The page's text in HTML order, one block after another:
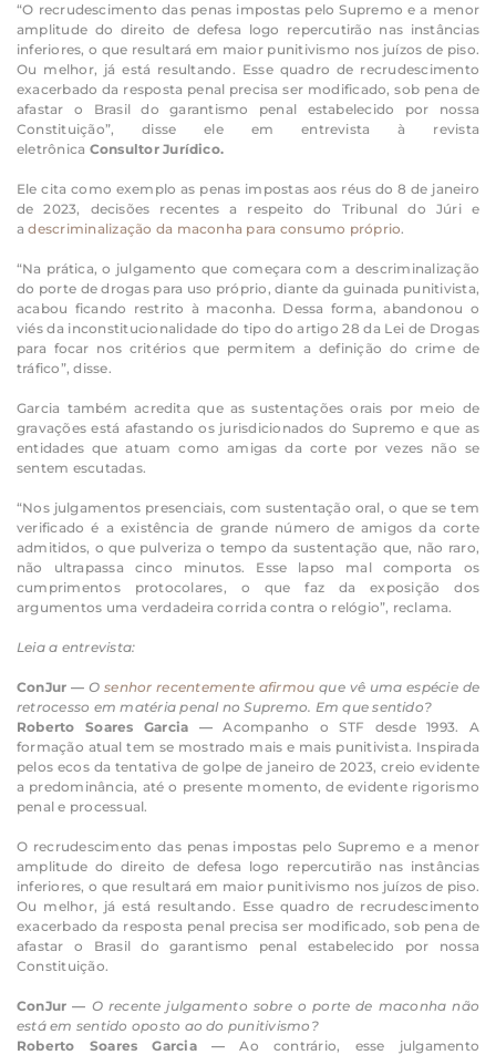
“O recrudescimento das penas impostas pelo Supremo e a menor
amplitude do direito de defesa logo repercutirão nas instâncias
inferiores, o que resultará em maior punitivismo nos juízos de piso.
Ou melhor, já está resultando. Esse quadro de recrudescimento
exacerbado da resposta penal precisa ser modificado, sob pena de
afastar o Brasil do garantismo penal estabelecido por nossa
Constituição”, disse ele em entrevista à revista
eletrônica Consultor Jurídico.
Ele cita como exemplo as penas impostas aos réus do 8 de janeiro
de 2023, decisões recentes a respeito do Tribunal do Júri e
adescriminalização da maconha para consumo próprio.
“Na prática, o julgamento que começara com a descriminalização
do porte de drogas para uso próprio, diante da guinada punitivista,
acabou ficando restrito à maconha. Dessa forma, abandonou o
viés da inconstitucionalidade do tipo do artigo 28 da Lei de Drogas
para focar nos critérios que permitem a definição do crime de
tráfico”, disse.
Garcia também acredita que as sustentações orais por meio de
gravações está afastando os jurisdicionados do Supremo e que as
entidades que atuam como amigas da corte por vezes não se
sentem escutadas.
“Nos julgamentos presenciais, com sustentação oral, o que se tem
verificado é a existência de grande número de amigos da corte
admitidos, o que pulveriza o tempo da sustentação que, não raro,
não ultrapassa cinco minutos. Esse lapso mal comporta os
cumprimentos protocolares, o que faz da exposição dos
argumentos uma verdadeira corrida contra o relógio”, reclama.
Leia a entrevista:
ConJur — Osenhor recentemente afirmou que vê uma espécie de
retrocesso em matéria penal no Supremo. Em que sentido?
Roberto Soares Garcia —Acompanho o STF desde 1993. A
formação atual tem se mostrado mais e mais punitivista. Inspirada
pelos ecos da tentativa de golpe de janeiro de 2023, creio evidente
a predominância, até o presente momento, de evidente rigorismo
penal e processual.
O recrudescimento das penas impostas pelo Supremo e a menor
amplitude do direito de defesa logo repercutirão nas instâncias
inferiores, o que resultará em maior punitivismo nos juízos de piso.
Ou melhor, já está resultando. Esse quadro de recrudescimento
exacerbado da resposta penal precisa ser modificado, sob pena de
afastar o Brasil do garantismo penal estabelecido por nossa
Constituição.
ConJur — O recente julgamento sobre o porte de maconha não
está em sentido oposto ao do punitivismo?
Roberto Soares Garcia — Ao contrário, esse julgamento